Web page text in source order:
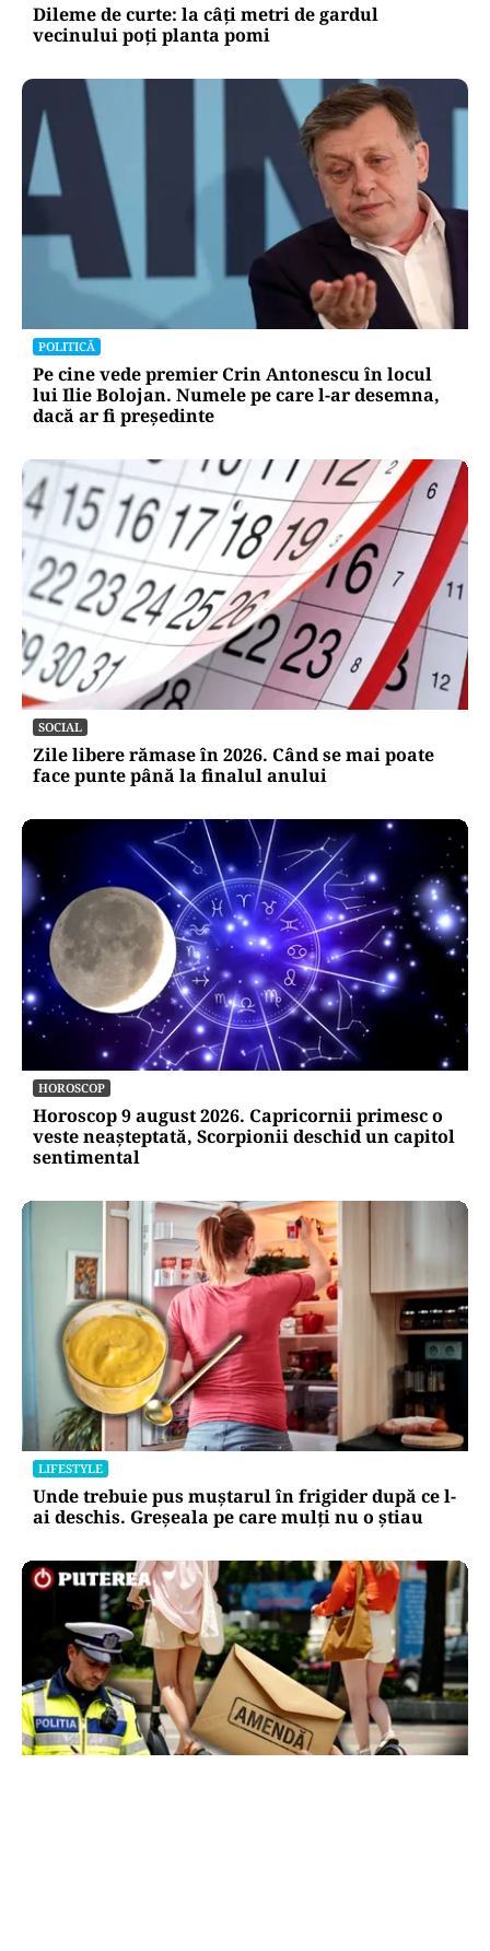
Dileme de curte: la câți metri de gardul
vecinului poți planta pomi
POLITICĂ
Pe cine vede premier Crin Antonescu în locul
lui Ilie Bolojan. Numele pe care l-ar desemna,
dacă ar fi președinte
SOCIAL
Zile libere rămase în 2026. Când se mai poate
face punte până la finalul anului
HOROSCOP
Horoscop 9 august 2026. Capricornii primesc o
veste neașteptată, Scorpionii deschid un capitol
sentimental
LIFESTYLE
Unde trebuie pus muștarul în frigider după ce l-
ai deschis. Greșeala pe care mulți nu o știau